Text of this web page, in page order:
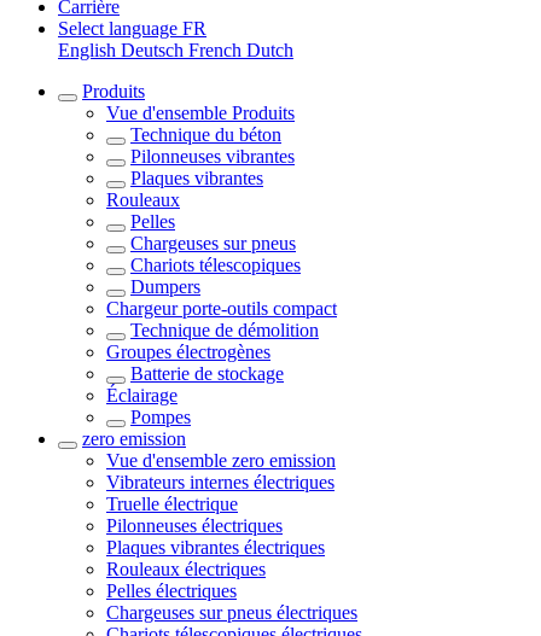
Carrière
Select language FR
English Deutsch French Dutch
Produits
Vue d'ensemble Produits
Technique du béton
Pilonneuses vibrantes
Plaques vibrantes
Rouleaux
Pelles
Chargeuses sur pneus
Chariots télescopiques
Dumpers
Chargeur porte-outils compact
Technique de démolition
Groupes électrogènes
Batterie de stockage
Éclairage
Pompes
zero emission
Vue d'ensemble zero emission
Vibrateurs internes électriques
Truelle électrique
Pilonneuses électriques
Plaques vibrantes électriques
Rouleaux électriques
Pelles électriques
Chargeuses sur pneus électriques